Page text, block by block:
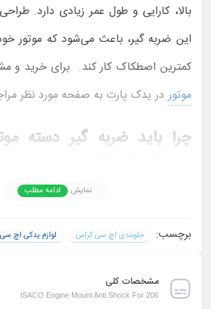
بالا، کارایی و طول عمر زیادی دارد.
این ضربه گیر، باعث می‌شود که موتور
کمترین اصطکاک کار کند. برای خرید و
موتور در یدک پارت به صفحه مورد نظر
چرا باید ضربه گیر دسته
این ضربه گیرها از نوع اورجینال ایساکو
ضربه گیر است که به صورت کامل بر
نمایش ادامه مطلب
برچسب: جلوبندی اچ سی کراس لوازم یدکی اچ
مشخصات کلی
ISACO Engine Mount Anti Shock For 206